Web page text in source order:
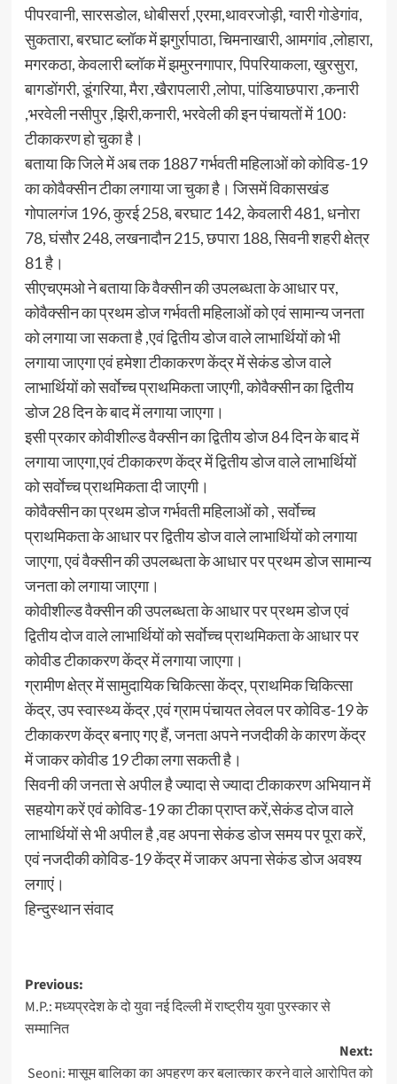
पीपरवानी, सारसडोल, धोबीसर्रा ,एरमा,थावरजोड़ी, ग्वारी गोडेगांव,
सुकतारा, बरघाट ब्लॉक में झगुर्रापाठा, चिमनाखारी, आमगांव ,लोहारा,
मगरकठा, केवलारी ब्लॉक में झमुरनगापार, पिपरियाकला, खुरसुरा,
बागडोंगरी, डूंगरिया, मैरा ,खैरापलारी ,लोपा, पांडियाछपारा ,कनारी
,भरवेली नसीपुर ,झिरी,कनारी, भरवेली की इन पंचायतों में 100ः
टीकाकरण हो चुका है।
बताया कि जिले में अब तक 1887 गर्भवती महिलाओं को कोविड-19
का कोवैक्सीन टीका लगाया जा चुका है। जिसमें विकासखंड
गोपालगंज 196, कुरई 258, बरघाट 142, केवलारी 481, धनोरा
78, घंसौर 248, लखनादौन 215, छपारा 188, सिवनी शहरी क्षेत्र
81 है।
सीएचएमओ ने बताया कि वैक्सीन की उपलब्धता के आधार पर,
कोवैक्सीन का प्रथम डोज गर्भवती महिलाओं को एवं सामान्य जनता
को लगाया जा सकता है ,एवं द्वितीय डोज वाले लाभार्थियों को भी
लगाया जाएगा एवं हमेशा टीकाकरण केंद्र में सेकंड डोज वाले
लाभार्थियों को सर्वाेच्च प्राथमिकता जाएगी, कोवैक्सीन का द्वितीय
डोज 28 दिन के बाद में लगाया जाएगा।
इसी प्रकार कोवीशील्ड वैक्सीन का द्वितीय डोज 84 दिन के बाद में
लगाया जाएगा,एवं टीकाकरण केंद्र में द्वितीय डोज वाले लाभार्थियों
को सर्वाेच्च प्राथमिकता दी जाएगी।
कोवैक्सीन का प्रथम डोज गर्भवती महिलाओं को , सर्वाेच्च
प्राथमिकता के आधार पर द्वितीय डोज वाले लाभार्थियों को लगाया
जाएगा, एवं वैक्सीन की उपलब्धता के आधार पर प्रथम डोज सामान्य
जनता को लगाया जाएगा।
कोवीशील्ड वैक्सीन की उपलब्धता के आधार पर प्रथम डोज एवं
द्वितीय दोज वाले लाभार्थियों को सर्वाेच्च प्राथमिकता के आधार पर
कोवीड टीकाकरण केंद्र में लगाया जाएगा।
ग्रामीण क्षेत्र में सामुदायिक चिकित्सा केंद्र, प्राथमिक चिकित्सा
केंद्र, उप स्वास्थ्य केंद्र ,एवं ग्राम पंचायत लेवल पर कोविड-19 के
टीकाकरण केंद्र बनाए गए हैं, जनता अपने नजदीकी के कारण केंद्र
में जाकर कोवीड 19 टीका लगा सकती है।
सिवनी की जनता से अपील है ज्यादा से ज्यादा टीकाकरण अभियान में
सहयोग करें एवं कोविड-19 का टीका प्राप्त करें,सेकंड दोज वाले
लाभार्थियों से भी अपील है ,वह अपना सेकंड डोज समय पर पूरा करें,
एवं नजदीकी कोविड-19 केंद्र में जाकर अपना सेकंड डोज अवश्य
लगाएं।
हिन्दुस्थान संवाद
Post
navigation
Previous:
M.P.: मध्यप्रदेश के दो युवा नई दिल्ली में राष्ट्रीय युवा पुरस्कार से
सम्मानित
Next:
Seoni: मासूम बालिका का अपहरण कर बलात्कार करने वाले आरोपित को